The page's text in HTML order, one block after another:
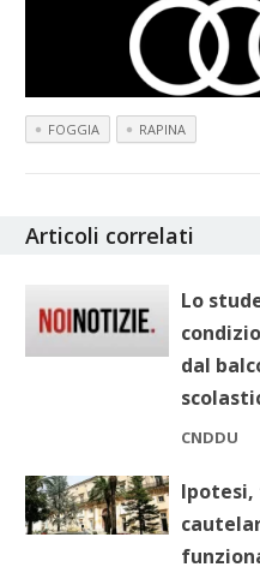
FOGGIA RAPINA
Articoli correlati
Lo
dal
CNDDU
Ipotesi,